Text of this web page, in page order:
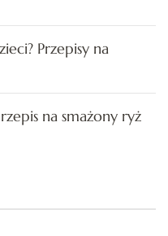
Przepisy na
na smażony ryż